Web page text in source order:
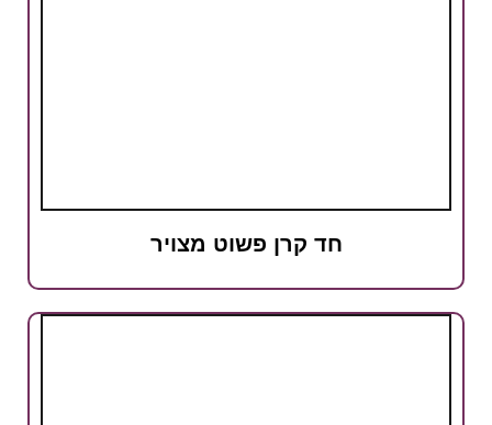
חד קרן פשוט מצויר